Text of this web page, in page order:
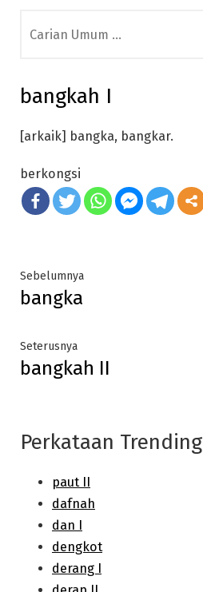
for:
bangkah I
[arkaik] bangka, bangkar.
berkongsi
Post
navigation
SebelumnyaPrevious
bangka
SeterusnyaNext
post:
bangkah II
Perkataan Trending